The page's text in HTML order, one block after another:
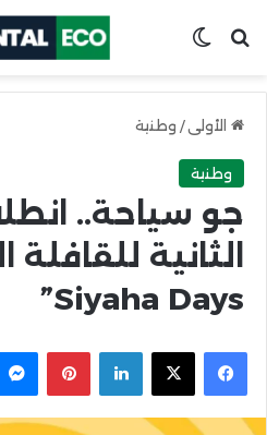
ابحث عنSwitch skin
الأولى / وطنية
وطنية
جو سياحة..
Siyaha Days”
Facebook
X
LinkedIn